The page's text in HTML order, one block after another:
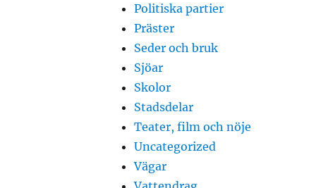
Politiska partier
Präster
Seder och bruk
Sjöar
Skolor
Stadsdelar
Teater, film och nöje
Uncategorized
Vägar